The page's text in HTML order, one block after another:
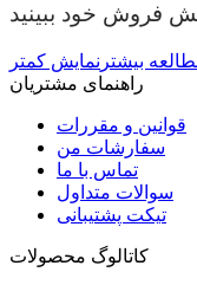
بیشتر نمایش کمتر
راهنمای مشتریان
قوانین و مقررات
سفارشات من
تماس با ما
سوالات متداول
تیکت پشتیبانی
کاتالوگ محصولات